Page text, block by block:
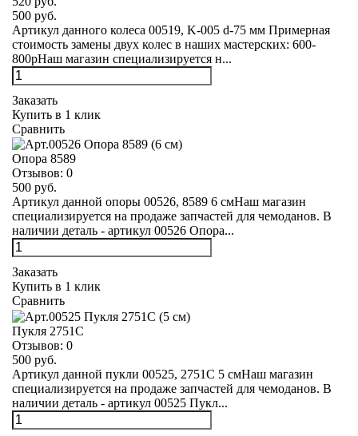
500 руб.
Артикул данного колеса 00519, K-005 d-75 мм Примерная
стоимость замены двух колес в наших мастерских: 600-
800рНаш магазин специализируется н...
Заказать
Купить в 1 клик
Сравнить
Опора 8589
Отзывов: 0
500 руб.
Артикул данной опоры 00526, 8589 6 смНаш магазин
специализируется на продаже запчастей для чемоданов. В
наличии деталь - артикул 00526 Опора...
Заказать
Купить в 1 клик
Сравнить
Пукля 2751С
Отзывов: 0
500 руб.
Артикул данной пукли 00525, 2751С 5 смНаш магазин
специализируется на продаже запчастей для чемоданов. В
наличии деталь - артикул 00525 Пукл...